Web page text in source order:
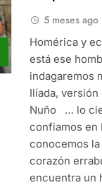
5 meses ago
Homérica y
está ese
indagaremos
Ilíada,
Nuño … lo
confiamos en
conocemos la
corazón
encuentra un